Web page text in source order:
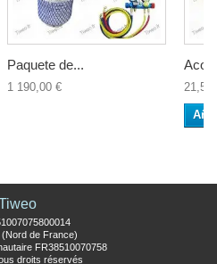
Paquete de...
1 190,00 € 21,50
de France)
FR38510070758
droits réservés